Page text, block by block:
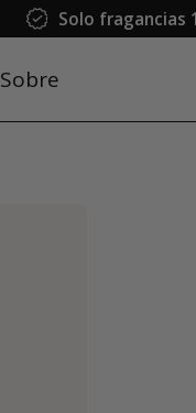
Solo fragancias
Sobre